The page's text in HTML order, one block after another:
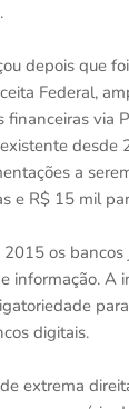
depois que
Federal,
financeiras via
desde
a
e R$ 15 mil
os bancos
informação. A
digitais.
extrema